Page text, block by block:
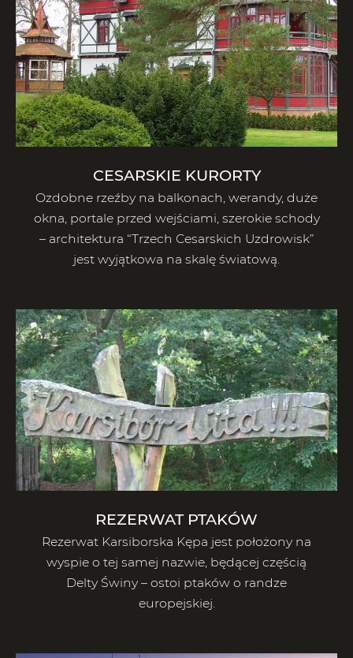
CESARSKIE KURORTY
Ozdobne rzeźby na balkonach, werandy, duże
okna, portale przed wejściami, szerokie schody
– architektura “Trzech Cesarskich Uzdrowisk”
jest wyjątkowa na skalę światową.
REZERWAT PTAKÓW
Rezerwat Karsiborska Kępa jest położony na
wyspie o tej samej nazwie, będącej częścią
Delty Świny – ostoi ptaków o randze
europejskiej.